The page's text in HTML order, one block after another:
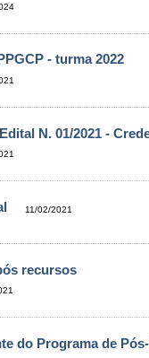
- turma 2022
N. 01/2021 -
11/02/2021
recursos
do Programa de